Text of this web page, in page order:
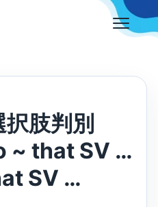
択肢判別
~ that SV …
SV …